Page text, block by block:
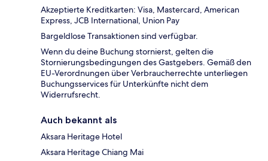
Akzeptierte Kreditkarten: Visa, Mastercard, American
Express, JCB International, Union Pay
Bargeldlose Transaktionen sind verfügbar.
Wenn du deine Buchung stornierst, gelten die
Stornierungsbedingungen des Gastgebers. Gemäß den
EU-Verordnungen über Verbraucherrechte unterliegen
Buchungsservices für Unterkünfte nicht dem
Widerrufsrecht.
Auch bekannt als
Aksara Heritage Hotel
Aksara Heritage Chiang Mai